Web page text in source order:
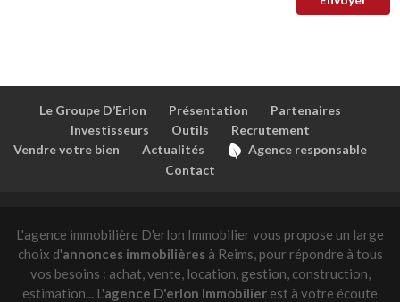
Le Groupe D’Erlon Présentation
Partenaires
Investisseurs
Outils
Recrutement
Vendre votre bien
Actualités
Agence responsable
Contact
L'agence immobilière D'erlon Immobilier vous propose un large
choix d'annonces immobilièresà Reims, pour répondre à tous
vos besoins : achat, vente, location, gestion, construction,
estimation... L'agence D'erlon Immobilier est à votre écoute